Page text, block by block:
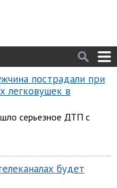
пострадали при
легковушек в
серьезное ДТП с
будет